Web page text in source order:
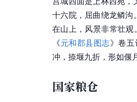
十六院，屈曲绕龙鳞沟
在山上，风景非常壮
《元和郡县图志》卷
冲，捺堰九折，形如偃
国家粮仓